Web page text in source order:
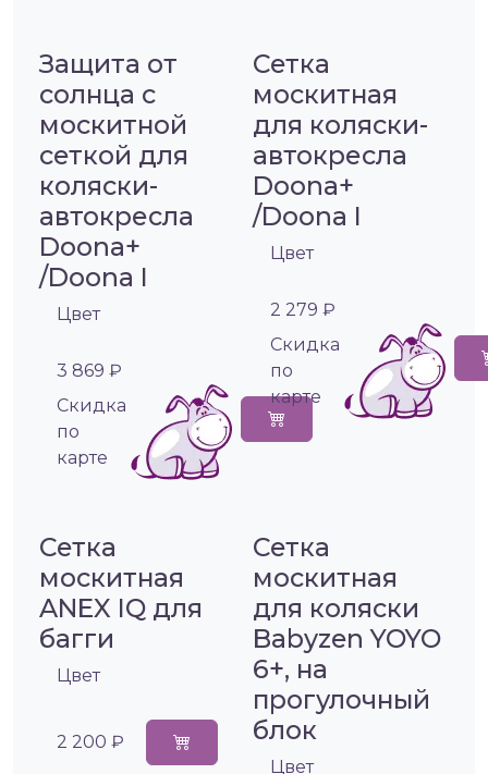
Защита от
солнца с
москитной
сеткой для
коляски-
автокресла
Doona+
/Doona I
Цвет
3 869 ₽
Cкидка
по
карте
Сетка
москитная
для коляски-
автокресла
Doona+
/Doona I
Цвет
2 279 ₽
Cкидка
по
карте
Сетка
москитная
ANEX IQ для
багги
Цвет
2 200 ₽
Сетка
москитная
для коляски
Babyzen YOYO
6+, на
прогулочный
блок
Цвет